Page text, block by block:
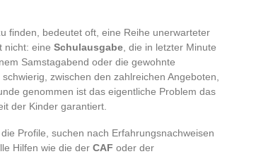
finden, bedeutet oft, eine Reihe unerwarteter
nicht: eine Schulausgabe , die in letzter Minute
Samstagabend oder die gewohnte
zwischen den zahlreichen Angeboten,
genommen ist das eigentliche Problem das
der Kinder garantiert.
Profile, suchen nach Erfahrungsnachweisen
Hilfen wie die der CAF oder der